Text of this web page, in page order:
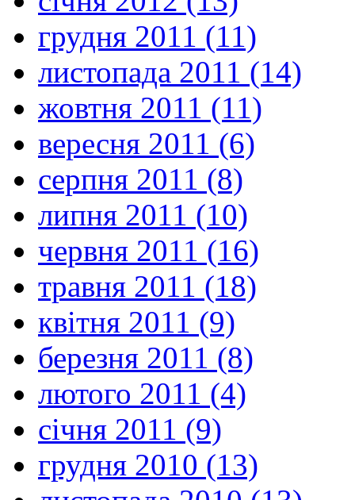
грудня 2011 (11)
листопада 2011 (14)
жовтня 2011 (11)
вересня 2011 (6)
серпня 2011 (8)
липня 2011 (10)
червня 2011 (16)
травня 2011 (18)
квітня 2011 (9)
березня 2011 (8)
лютого 2011 (4)
січня 2011 (9)
грудня 2010 (13)